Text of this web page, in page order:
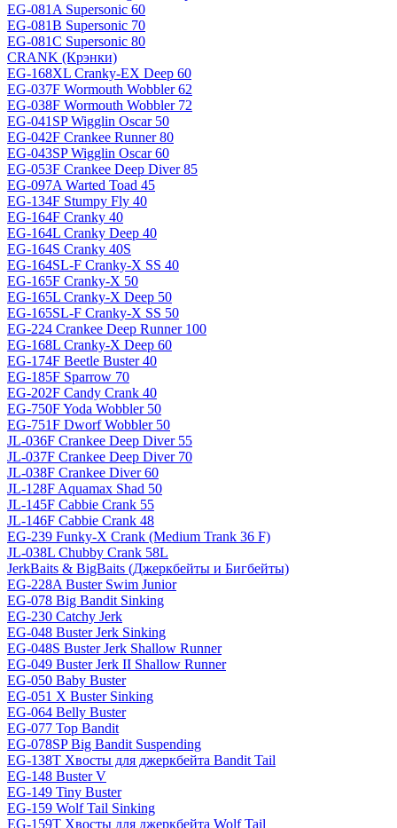
EG-081A Supersonic 60
EG-081B Supersonic 70
EG-081C Supersonic 80
CRANK (Крэнки)
EG-168XL Cranky-EX Deep 60
EG-037F Wormouth Wobbler 62
EG-038F Wormouth Wobbler 72
EG-041SP Wigglin Oscar 50
EG-042F Crankee Runner 80
EG-043SP Wigglin Oscar 60
EG-053F Crankee Deep Diver 85
EG-097A Warted Toad 45
EG-134F Stumpy Fly 40
EG-164F Cranky 40
EG-164L Cranky Deep 40
EG-164S Cranky 40S
EG-164SL-F Cranky-X SS 40
EG-165F Cranky-X 50
EG-165L Cranky-X Deep 50
EG-165SL-F Cranky-X SS 50
EG-224 Crankee Deep Runner 100
EG-168L Cranky-X Deep 60
EG-174F Beetle Buster 40
EG-185F Sparrow 70
EG-202F Candy Crank 40
EG-750F Yoda Wobbler 50
EG-751F Dworf Wobbler 50
JL-036F Crankee Deep Diver 55
JL-037F Crankee Deep Diver 70
JL-038F Crankee Diver 60
JL-128F Aquamax Shad 50
JL-145F Cabbie Crank 55
JL-146F Cabbie Crank 48
EG-239 Funky-X Crank (Medium Trank 36 F)
JL-038L Chubby Crank 58L
JerkBaits & BigBaits (Джеркбейты и Бигбейты)
EG-228A Buster Swim Junior
EG-078 Big Bandit Sinking
EG-230 Catchy Jerk
EG-048 Buster Jerk Sinking
EG-048S Buster Jerk Shallow Runner
EG-049 Buster Jerk II Shallow Runner
EG-050 Baby Buster
EG-051 X Buster Sinking
EG-064 Belly Buster
EG-077 Top Bandit
EG-078SP Big Bandit Suspending
EG-138T Хвосты для джеркбейта Bandit Tail
EG-148 Buster V
EG-149 Tiny Buster
EG-159 Wolf Tail Sinking
EG-159T Хвосты для джеркбейта Wolf Tail